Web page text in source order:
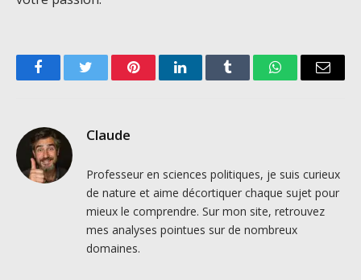
FacebookTwitter PinterestLinkedInTumblr WhatsAppEmail
Claude
Professeur en sciences politiques, je suis curieux
de nature et aime décortiquer chaque sujet pour
mieux le comprendre. Sur mon site, retrouvez
mes analyses pointues sur de nombreux
domaines.